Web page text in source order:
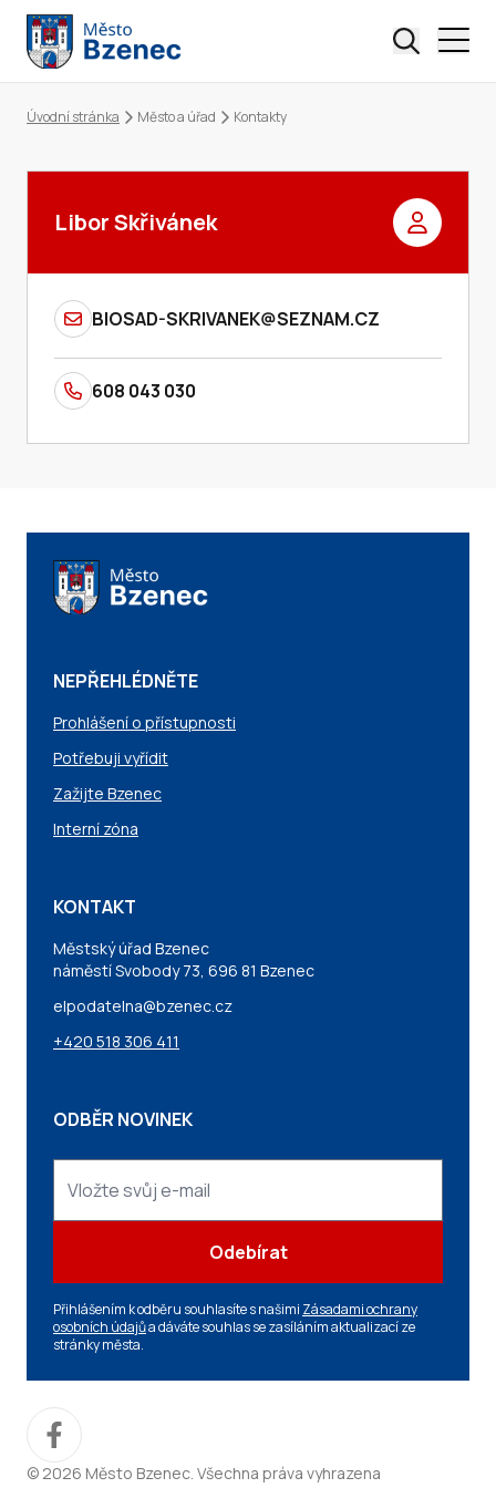
Drobečková navigace
Úvodní stránka Město a úřad Kontakty
Libor Skřivánek
BIOSAD-SKRIVANEK@SEZNAM.CZ
608 043 030
NEPŘEHLÉDNĚTE
Prohlášení o přístupnosti
Potřebuji vyřídit
Zažijte Bzenec
Interní zóna
KONTAKT
Městský úřad Bzenec
náměstí Svobody 73, 696 81 Bzenec
elpodatelna@bzenec.cz
+420 518 306 411
ODBĚR NOVINEK
Odebírat
Přihlášením k odběru souhlasíte s našimi Zásadami ochrany
osobních údajůa dáváte souhlas se zasíláním aktualizací ze
stránky města.
© 2026 Město Bzenec. Všechna práva vyhrazena